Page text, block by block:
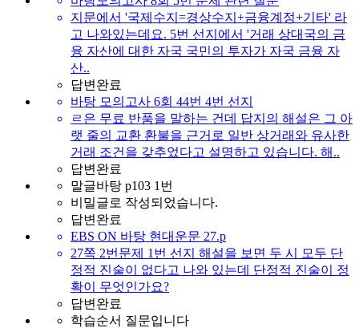
지문에서 '국제수지=경상수지+금융계정+기타' 라
고 나와있는데요. 5번 선지에서 '거래 상대국의 금
융 자산에 대한 자국 국민의 투자가 자국 금융 자
산..
답변완료
바탕 모의고사 6회 44번 4번 선지
ㄹ은 무료 반품을 말하는 건데 답지의 해설은 그 아
랫 줄의 교환 환불을 근거로 일반 상거래와 유사한
거래 조건을 갖추었다고 설명하고 있습니다. 해..
답변완료
말글바탕 p103 1번
비밀글로 작성되었습니다.
답변완료
EBS ON 바탕 현대운문 27.p
27쪽 2번문제 1번 선지 해설을 보면 두 시 모두 단
정적 진술이 없다고 나와 있는데 단정적 진술이 정
확이 무엇인가요?
답변완료
학습순서 질문입니다